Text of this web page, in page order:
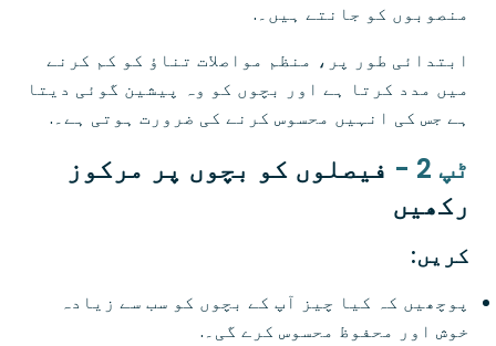
منصوبوں کو جانتے ہیں۔.
ابتدائی طور پر، منظم مواصلات تناؤ کو کم کرنے
میں مدد کرتا ہے اور بچوں کو وہ پیشین گوئی دیتا
ہے جس کی انہیں محسوس کرنے کی ضرورت ہوتی ہے۔.
ٹپ 2 -
فیصلوں کو بچوں پر مرکوز
رکھیں
کریں:
پوچھیں کہ کیا چیز آپ کے بچوں کو سب سے زیادہ
خوش اور محفوظ محسوس کرے گی۔.